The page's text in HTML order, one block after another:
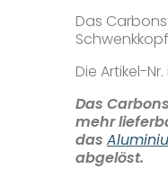
Gerätebörse
FAQ
Impressum &
Das
Die Artikel-Nr.
Das
mehr
das
abgelöst.